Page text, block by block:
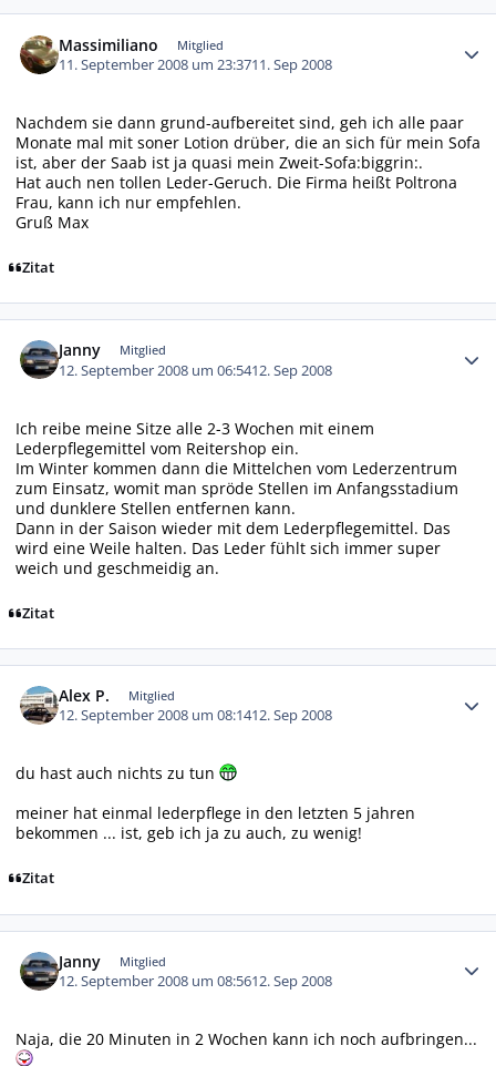
Massimiliano Mitglied
11. September 2008 um 23:3711. Sep 2008
Nachdem sie dann grund-aufbereitet sind, geh ich alle paar
Monate mal mit soner Lotion drüber, die an sich für mein Sofa
ist, aber der Saab ist ja quasi mein Zweit-Sofa:biggrin:.
Hat auch nen tollen Leder-Geruch. Die Firma heißt Poltrona
Frau, kann ich nur empfehlen.
Gruß Max
Zitat
Janny Mitglied
12. September 2008 um 06:5412. Sep 2008
Ich reibe meine Sitze alle 2-3 Wochen mit einem
Lederpflegemittel vom Reitershop ein.
Im Winter kommen dann die Mittelchen vom Lederzentrum
zum Einsatz, womit man spröde Stellen im Anfangsstadium
und dunklere Stellen entfernen kann.
Dann in der Saison wieder mit dem Lederpflegemittel. Das
wird eine Weile halten. Das Leder fühlt sich immer super
weich und geschmeidig an.
Zitat
Alex P. Mitglied
12. September 2008 um 08:1412. Sep 2008
du hast auch nichts zu tun
meiner hat einmal lederpflege in den letzten 5 jahren
bekommen ... ist, geb ich ja zu auch, zu wenig!
Zitat
Janny Mitglied
12. September 2008 um 08:5612. Sep 2008
Naja, die 20 Minuten in 2 Wochen kann ich noch aufbringen...